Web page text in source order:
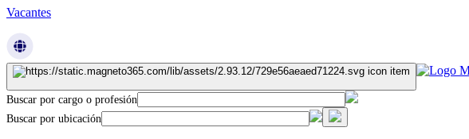
Vacantes
Buscar por cargo o profesión
Buscar por ubicación